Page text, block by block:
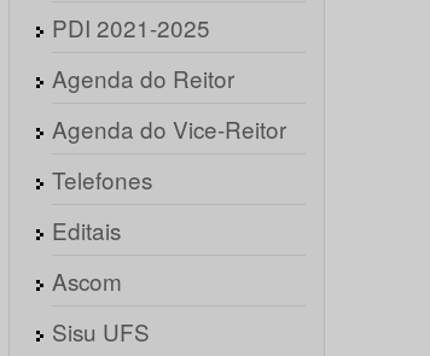
PDI 2021-2025
Agenda do Reitor
Agenda do Vice-Reitor
Telefones
Editais
Ascom
Sisu UFS